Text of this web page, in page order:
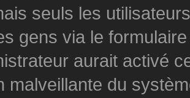
seuls les
gens via le
aurait activé
malveillante du